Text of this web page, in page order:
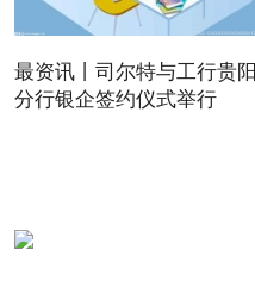
最资讯丨司尔特与工行贵阳
分行银企签约仪式举行